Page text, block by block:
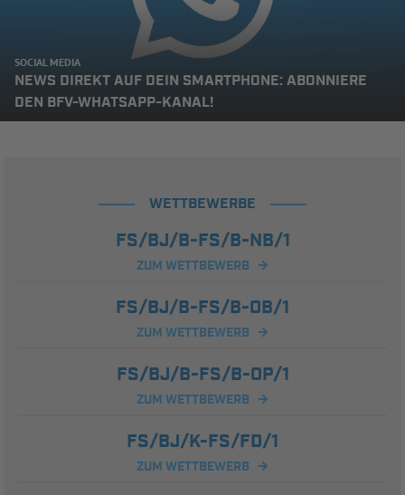
SOCIAL MEDIA
NEWS DIREKT AUF DEIN SMARTPHONE: ABONNIERE
DEN BFV-WHATSAPP-KANAL!
WETTBEWERBE
FS/BJ/B-FS/B-NB/1
ZUM WETTBEWERB
FS/BJ/B-FS/B-OB/1
ZUM WETTBEWERB
FS/BJ/B-FS/B-OP/1
ZUM WETTBEWERB
FS/BJ/K-FS/FD/1
ZUM WETTBEWERB